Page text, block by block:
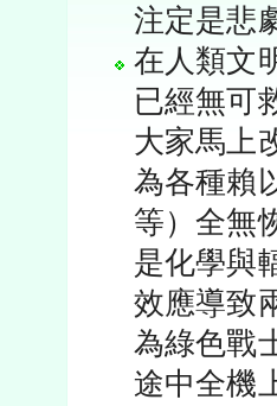
注定是悲
在人類文
已經無可
大家馬上
為各種賴
等）全無
是化學與
效應導致
為綠色戰
途中全機